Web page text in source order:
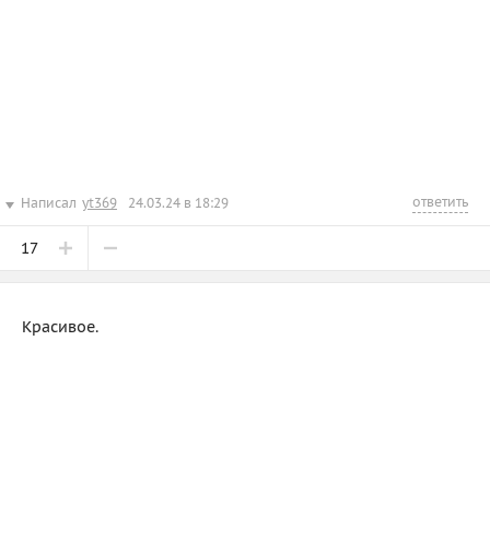
Написал yt369 24.03.24 в 18:29 ответить
17
Красивое.